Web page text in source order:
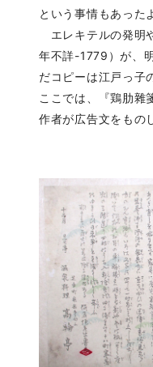
という事情もあった
エレキテルの発明
年不詳-1779）が、
だコピーは江戸っ子
ここでは、『鶏肋雜
作者が広告文をもの